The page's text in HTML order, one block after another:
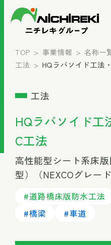
TOP 事業情報 名称一
工法
HQラバソイド工法
工法
HQラバソイド工
C工法
高性能型シート系床
型）（NEXCOグレー
#道路橋床版防水工法
#橋梁
#車道